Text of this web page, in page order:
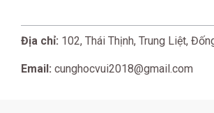
Địa chỉ: 102, Thái Thịnh, Trung Liệt,
Email: cunghocvui2018@gmail.com